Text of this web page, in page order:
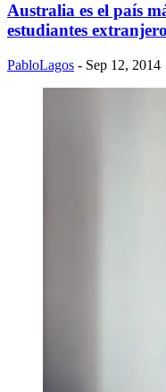
Australia es el país
estudiantes
PabloLagos - Sep 12, 2014